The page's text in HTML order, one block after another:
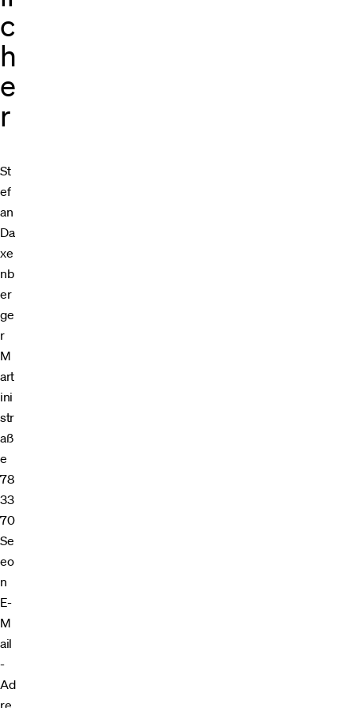
c
h
e
r
St
ef
an
Da
xe
nb
er
ge
r
M
art
ini
str
aß
e
78
33
70
Se
eo
n
E-
M
ail
-
Ad
re